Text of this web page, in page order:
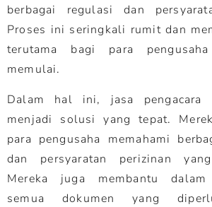
berbagai regulasi dan
Proses ini seringkali rumit dan
terutama bagi para
memulai.
Dalam hal ini, jasa pengacara
menjadi solusi yang tepat.
para pengusaha memahami
dan persyaratan perizinan
Mereka juga membantu dalam
semua dokumen yang